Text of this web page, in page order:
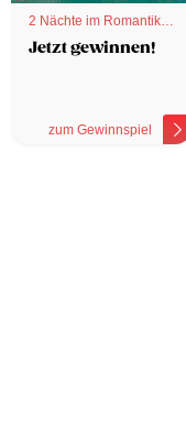
2 Nächte im Romantik
Hotel
Jetzt gewinnen!
zum Gewinnspiel